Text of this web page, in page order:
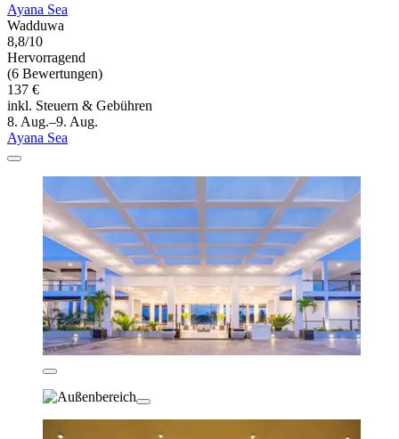
Ayana Sea
Wadduwa
8,8/10
Hervorragend
(6 Bewertungen)
137 €
inkl. Steuern & Gebühren
8. Aug.–9. Aug.
Ayana Sea